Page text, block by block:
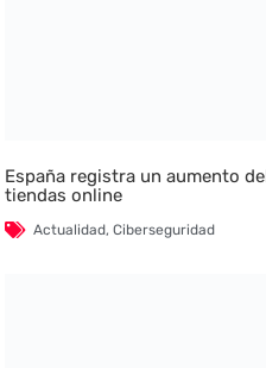
España registra un aumento
tiendas online
Actualidad,Ciberseguridad